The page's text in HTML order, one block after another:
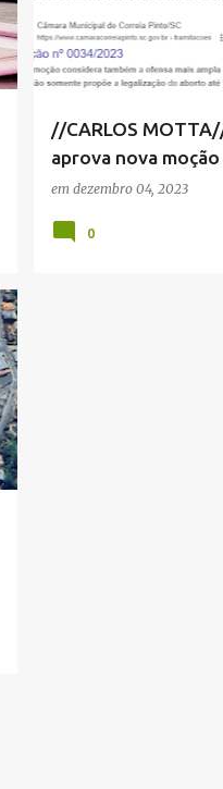
//CARLOS
aprova nova
"copia e cola"
em dezembro 04, 2023
0